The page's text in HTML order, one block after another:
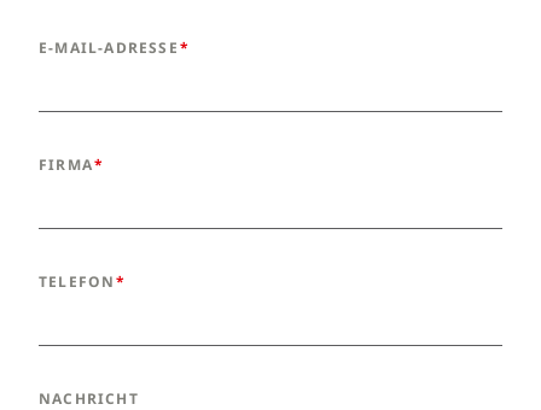
E-MAIL-ADRESSE
FIRMA
TELEFON
NACHRICHT